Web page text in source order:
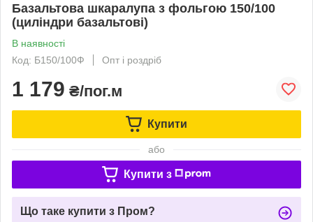
Базальтова шкаралупа з фольгою 150/100
(циліндри базальтові)
В наявності
Код: Б150/100Ф
Опт і роздріб
1 179 ₴/пог.м
Купити
або
Купити з
Що таке купити з Пром?